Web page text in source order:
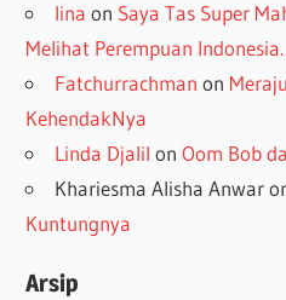
lina on Saya Tas Super
Melihat Perempuan
Fatchurrachman on
KehendakNya
Linda Djalil onOom Bob
Khariesma Alisha Anwar
Kuntungnya
Arsip